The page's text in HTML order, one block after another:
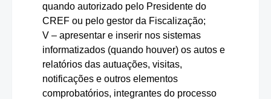
quando autorizado pelo Presidente do
CREF ou pelo gestor da Fiscalização;
V – apresentar e inserir nos sistemas
informatizados (quando houver) os autos e
relatórios das autuações, visitas,
notificações e outros elementos
comprobatórios, integrantes do processo